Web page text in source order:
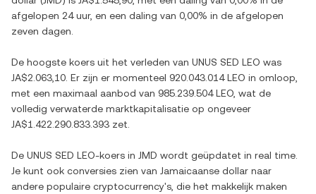
afgelopen 24 uur, en een daling van 0,00% in de afgelopen
zeven dagen.
De hoogste koers uit het verleden van UNUS SED LEO was
JA$2.063,10 . Er zijn er momenteel 920.043.014 LEO in omloop,
met een maximaal aanbod van 985.239.504 LEO , wat de
volledig verwaterde marktkapitalisatie op ongeveer
JA$1.422.290.833.393 zet.
De UNUS SED LEO-koers in JMD wordt geüpdatet in real time.
Je kunt ook conversies zien van Jamaicaanse dollar naar
andere populaire cryptocurrency's, die het makkelijk maken